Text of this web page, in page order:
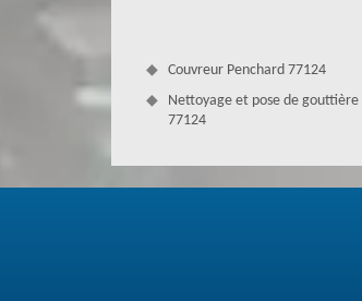
Si votre toit se ternit et perd sa
Couvreur Penchard 77124
Nettoyage et pose de gouttière
77124